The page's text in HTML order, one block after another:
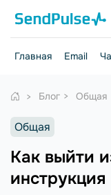
Главная Email
Блог Общая
Общая
Как выйти
инструкция